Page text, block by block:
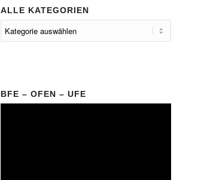
ALLE KATEGORIEN
BFE – OFEN – UFE